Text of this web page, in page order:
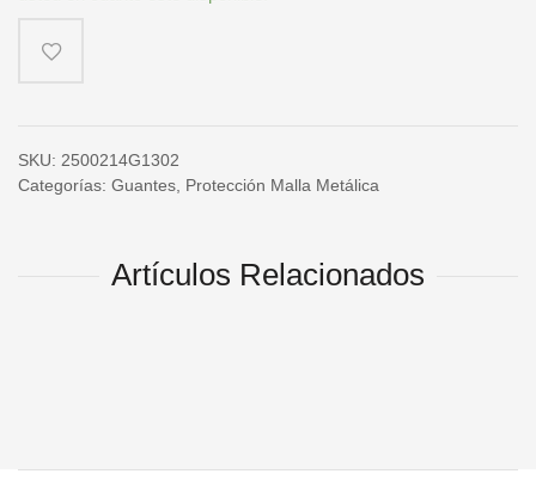
SKU: 2500214G1302
Categorías: Guantes Protección Malla Metálica
Artículos Relacionados